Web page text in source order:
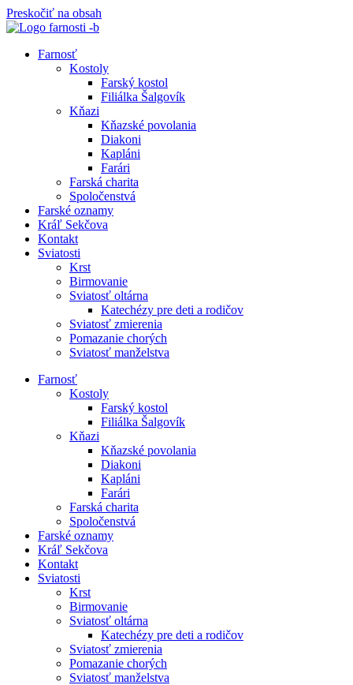
Preskočiť na obsah
Farnosť
Kostoly
Farský kostol
Filiálka Šalgovík
Kňazi
Kňazské povolania
Diakoni
Kapláni
Farári
Farská charita
Spoločenstvá
Farské oznamy
Kráľ Sekčova
Kontakt
Sviatosti
Krst
Birmovanie
Sviatosť oltárna
Katechézy pre deti a rodičov
Sviatosť zmierenia
Pomazanie chorých
Sviatosť manželstva
Farnosť
Kostoly
Farský kostol
Filiálka Šalgovík
Kňazi
Kňazské povolania
Diakoni
Kapláni
Farári
Farská charita
Spoločenstvá
Farské oznamy
Kráľ Sekčova
Kontakt
Sviatosti
Krst
Birmovanie
Sviatosť oltárna
Katechézy pre deti a rodičov
Sviatosť zmierenia
Pomazanie chorých
Sviatosť manželstva